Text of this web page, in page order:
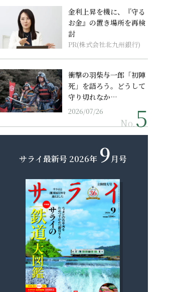
金利上昇を機に、『守る
お金』の置き場所を再検
討
PR(株式会社北九州銀行)
衝撃の羽柴与一郎「初陣
死」を語ろう。どうして
守り切れなか…
2026/07/26
No.
サライ最新号 2026年 9月号